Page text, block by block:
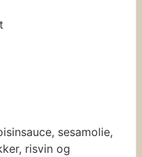
sesamolie,
risvin og